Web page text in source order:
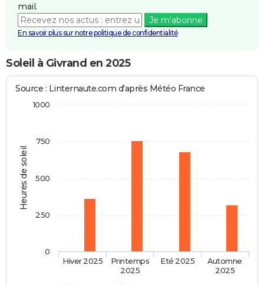
mail.
Je m'abonne
En savoir plus sur notre politique de confidentialité
Soleil à Givrand en 2025
Heures de soleil
Source : Linternaute.com d'après Météo France
Hiver 2025
Printemps
2025
Eté 2025
Automne
2025
0
250
500
750
1000